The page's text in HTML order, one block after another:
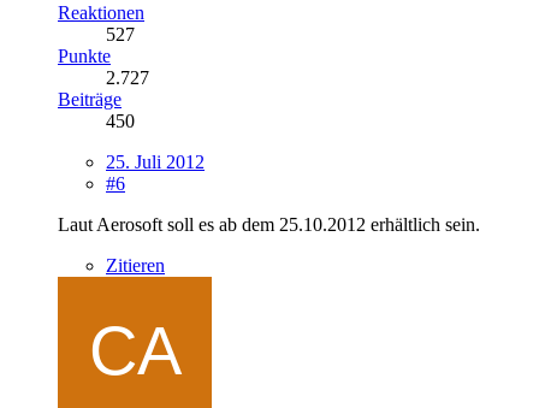
Reaktionen
527
Punkte
2.727
Beiträge
450
25. Juli 2012
#6
Laut Aerosoft soll es ab dem 25.10.2012 erhältlich sein.
Zitieren